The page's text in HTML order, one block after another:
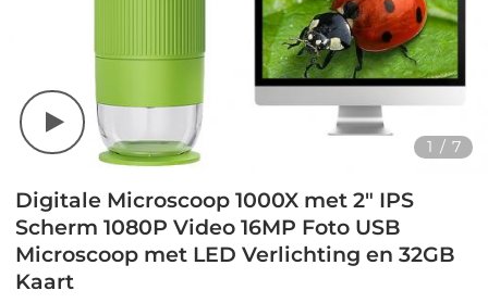
1 / 7
Digitale Microscoop 1000X met 2" IPS
Scherm 1080P Video 16MP Foto USB
Microscoop met LED Verlichting en 32GB
Kaart